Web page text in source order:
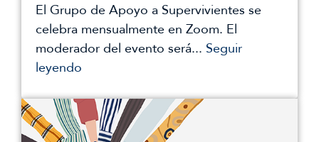
El Grupo de Apoyo a Supervivientes se
celebra mensualmente en Zoom. El
moderador del evento será... Seguir
leyendo